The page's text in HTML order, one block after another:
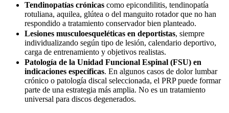
Tendinopatías crónicas como epicondilitis, tendinopatía
rotuliana, aquilea, glútea o del manguito rotador que no han
respondido a tratamiento conservador bien planteado.
Lesiones musculoesqueléticas en deportistas, siempre
individualizando según tipo de lesión, calendario deportivo,
carga de entrenamiento y objetivos realistas.
Patología de la Unidad Funcional Espinal (FSU) en
indicaciones específicas. En algunos casos de dolor lumbar
crónico o patología discal seleccionada, el PRP puede formar
parte de una estrategia más amplia. No es un tratamiento
universal para discos degenerados.